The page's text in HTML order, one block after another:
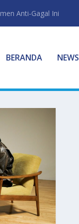
Anti-Gagal Ini
BERANDA NEWS